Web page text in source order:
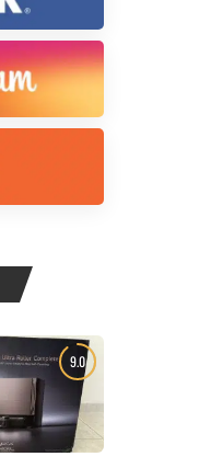
9.0